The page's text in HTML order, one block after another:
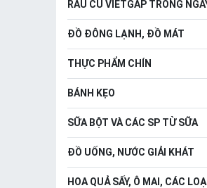
RAU CỦ VIETGAP TRONG
ĐỒ ĐÔNG LẠNH, ĐỒ MÁT
THỰC PHẨM CHÍN
BÁNH KẸO
SỮA BỘT VÀ CÁC SP TỪ SỮA
ĐỒ UỐNG, NƯỚC GIẢI KHÁT
HOA QUẢ SẤY, Ô MAI, CÁC